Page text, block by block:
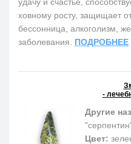
ховному росту, защищает
бессонница, алкоголизм,
заболевания. ПОДРОБНЕЕ
-
Другие
Цвет: